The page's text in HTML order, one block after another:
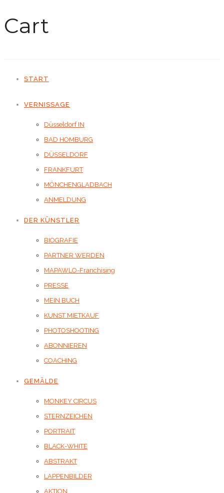
Cart
START
VERNISSAGE
Düsseldorf IN
BAD HOMBURG
DÜSSELDORF
FRANKFURT
MÖNCHENGLADBACH
ANMELDUNG
DER KÜNSTLER
BIOGRAFIE
PARTNER WERDEN
MAPAWLO-Franchising
PRESSE
MEIN BUCH
KUNST MIETKAUF
PHOTOSHOOTING
ABONNIEREN
COACHING
GEMÄLDE
MONKEY CIRCUS
STERNZEICHEN
PORTRAIT
BLACK-WHITE
ABSTRAKT
LAPPENBILDER
AKTION